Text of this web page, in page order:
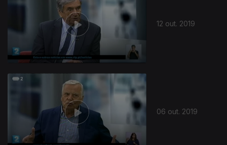
12 out. 2019
06 out. 2019
431593